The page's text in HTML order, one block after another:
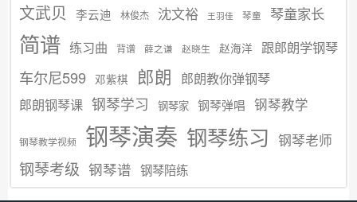
文武贝 李云迪 林俊杰 沈文裕 王羽佳 琴童 琴童家长
简谱 练习曲 背谱 薛之谦 赵晓生 赵海洋 跟郎朗学钢琴
车尔尼599 邓紫棋 郎朗 郎朗教你弹钢琴
郎朗钢琴课 钢琴学习 钢琴家 钢琴弹唱 钢琴教学
钢琴教学视频 钢琴演奏 钢琴练习 钢琴老师
钢琴考级 钢琴谱 钢琴陪练